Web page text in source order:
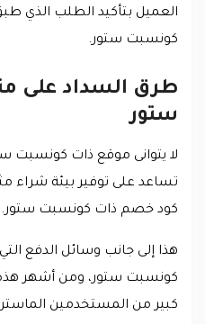
العميل بتأكيد الطلب الذي
كونسبت ستور.
طرق السداد على
ستور
لا يتوانى موقع ذات كونسبت
تساعد على توفير بيئة شراء
كود خصم ذات كونسبت ستور.
هذا إلى جانب وسائل الدفع
كونسبت ستور، ومن أشهر هذه
كبير من المستخدمين الماستر